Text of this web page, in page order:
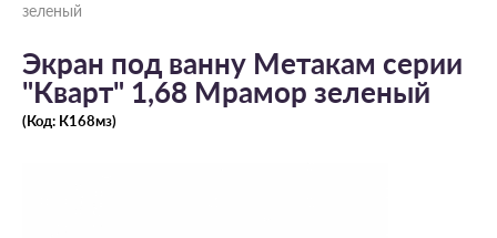
зеленый
Экран под ванну Метакам серии
"Кварт" 1,68 Мрамор зеленый
(Код: К168мз)